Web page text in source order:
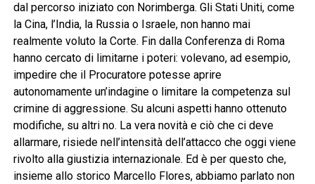
dal percorso iniziato con Norimberga. Gli Stati Uniti, come
la Cina, l’India, la Russia o Israele, non hanno mai
realmente voluto la Corte. Fin dalla Conferenza di Roma
hanno cercato di limitarne i poteri: volevano, ad esempio,
impedire che il Procuratore potesse aprire
autonomamente un’indagine o limitare la competenza sul
crimine di aggressione. Su alcuni aspetti hanno ottenuto
modifiche, su altri no. La vera novità e ciò che ci deve
allarmare, risiede nell’intensità dell’attacco che oggi viene
rivolto alla giustizia internazionale. Ed è per questo che,
insieme allo storico Marcello Flores, abbiamo parlato non